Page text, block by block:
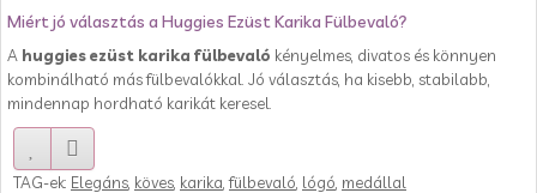
Miért jó választás a Huggies Ezüst Karika Fülbevaló?
A huggies ezüst karika fülbevaló kényelmes, divatos és könnyen
kombinálható más fülbevalókkal. Jó választás, ha kisebb, stabilabb,
mindennap hordható karikát keresel.
TAG-ek: Elegáns köves karika ,fülbevaló lógó medállal